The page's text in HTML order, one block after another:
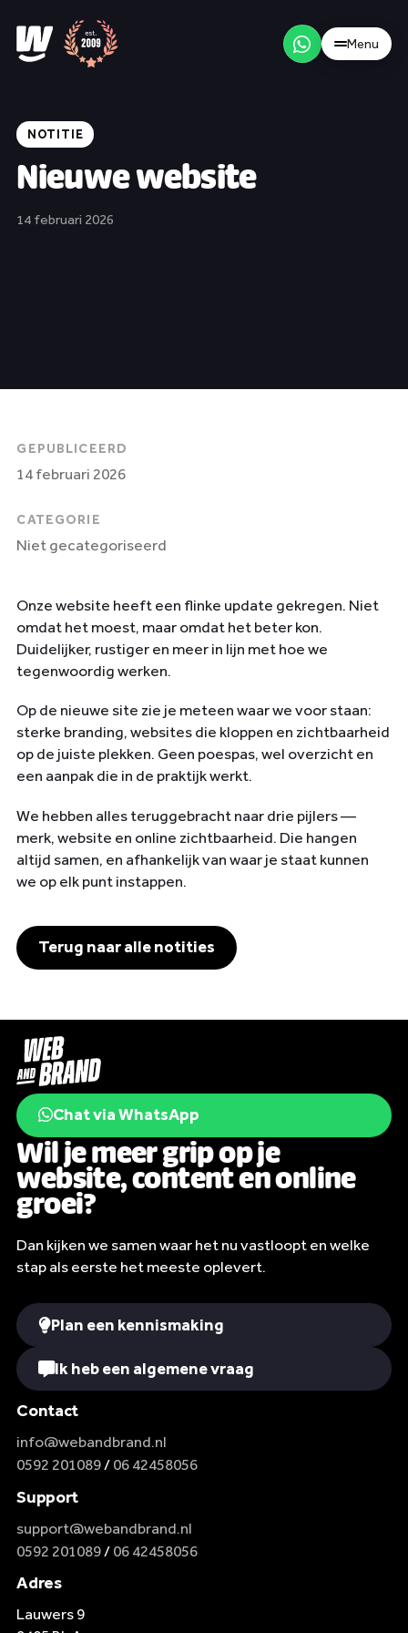
Menu
NL /
Wie we zijn
NOTITIE
Nieuwe website
14 februari 2026
GEPUBLICEERD
14 februari 2026
CATEGORIE
Niet gecategoriseerd
Onze website heeft een flinke update gekregen. Niet
omdat het moest, maar omdat het beter kon.
Duidelijker, rustiger en meer in lijn met hoe we
tegenwoordig werken.
Op de nieuwe site zie je meteen waar we voor staan:
sterke branding, websites die kloppen en zichtbaarheid
op de juiste plekken. Geen poespas, wel overzicht en
een aanpak die in de praktijk werkt.
We hebben alles teruggebracht naar drie pijlers —
merk, website en online zichtbaarheid. Die hangen
altijd samen, en afhankelijk van waar je staat kunnen
we op elk punt instappen.
Terug naar alle notities
Chat via WhatsApp
Wil je meer grip op je
website, content en online
groei?
Dan kijken we samen waar het nu vastloopt en welke
stap als eerste het meeste oplevert.
Plan een kennismaking
Ik heb een algemene vraag
Contact
info@webandbrand.nl
0592 201089/ 06 42458056
Support
support@webandbrand.nl
0592 201089 / 06 42458056
Adres
Lauwers 9